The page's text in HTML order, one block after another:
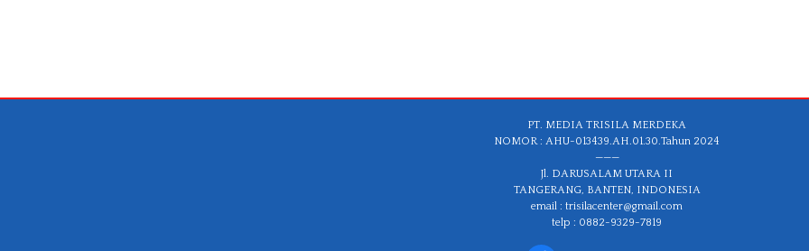
PT. MEDIA TRISILA MERDEKA
NOMOR : AHU-013439.AH.01.30.Tahun 2024
———
Jl. DARUSALAM UTARA II
TANGERANG, BANTEN, INDONESIA
email : trisilacenter@gmail.com
telp : 0882-9329-7819